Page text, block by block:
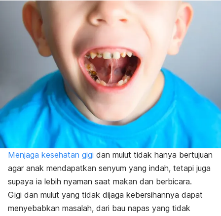
Menjaga kesehatan gigi dan mulut tidak hanya bertujuan
agar anak mendapatkan senyum yang indah, tetapi juga
supaya ia lebih nyaman saat makan dan berbicara.
Gigi dan mulut yang tidak dijaga kebersihannya dapat
menyebabkan masalah, dari bau napas yang tidak